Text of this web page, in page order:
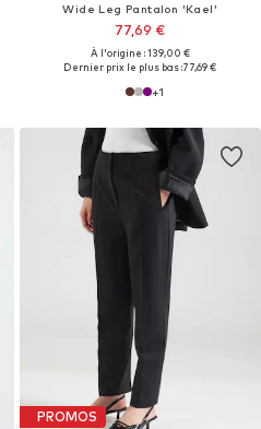
Wide Leg Pantalon 'Kael'
77,69 €
À l'origine : 139,00 €
Dernier prix le plus bas :77,69 €
+1
PROMOS